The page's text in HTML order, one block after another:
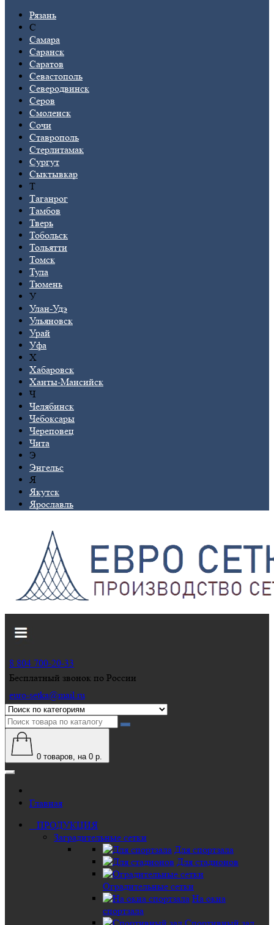
Рязань
С
Самара
Саранск
Саратов
Севастополь
Северодвинск
Серов
Смоленск
Сочи
Ставрополь
Стерлитамак
Сургут
Сыктывкар
Т
Таганрог
Тамбов
Тверь
Тобольск
Тольятти
Томск
Тула
Тюмень
У
Улан-Удэ
Ульяновск
Урай
Уфа
Х
Хабаровск
Ханты-Мансийск
Ч
Челябинск
Чебоксары
Череповец
Чита
Э
Энгельс
Я
Якутск
Ярославль
8 804 700-20-33
Бесплатный звонок по России
euro-setka@mail.ru
0 товаров, на 0 р.
Главная
ПРОДУКЦИЯ
Заградительные сетки
Для спортзала
Для стадионов
Оградительные сетки
На окна
спортзала